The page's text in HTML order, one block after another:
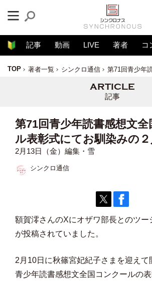
記事 動画 LIVE 著者 コ
TOP 著者一覧 シンクロ通信 第71回青少年
記事
第71回青少年読書感想文
ル表彰式にてお馴染みの
2月13日（金）編集・雪
シンクロ通信
額賀澪さんのXにオザワ部長とのツー
が投稿されていました。
2月10日に秋篠宮妃紀子さまを迎えて
青少年読書感想文全国コンクールの表